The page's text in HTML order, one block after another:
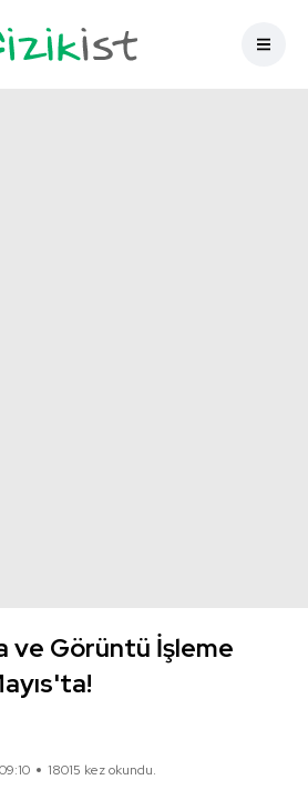
ve Görüntü İşleme
18015 kez okundu.